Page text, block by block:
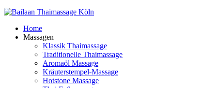
Home
Massagen
Klassik Thaimassage
Traditionelle Thaimassage
Aromaöl Massage
Kräuterstempel-Massage
Hotstone Massage